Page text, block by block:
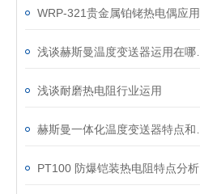
浅谈耐磨热电阻行业运用
PT100 防爆铠装热电阻特点分析